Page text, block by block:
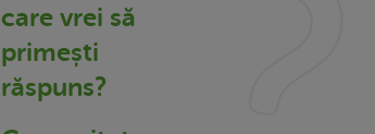
care vrei să
primești
răspuns?